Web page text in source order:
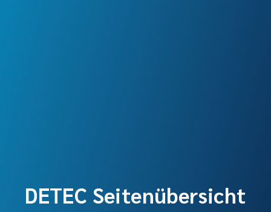
DETEC Seitenübersicht